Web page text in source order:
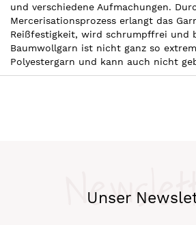
und verschiedene Aufmachungen.
Mercerisationsprozess erlangt das
Reißfestigkeit, wird schrumpffrei und
Baumwollgarn ist nicht ganz so
Polyestergarn und kann auch nicht
Unser